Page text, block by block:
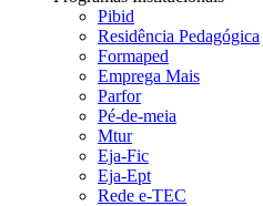
Pibid
Residência Pedagógica
Formaped
Emprega Mais
Parfor
Pé-de-meia
Mtur
Eja-Fic
Eja-Ept
Rede e-TEC